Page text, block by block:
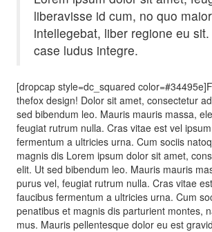
liberavisse id cum, no quo
intellegebat, liber regione eu
case ludus integre.
[dropcap style=dc_squared
thefox design! Dolor sit amet, consectetur
sed bibendum leo. Mauris mauris massa,
feugiat rutrum nulla. Cras vitae est vel
fermentum a ultricies urna. Cum sociis
magnis dis Lorem ipsum dolor sit amet,
elit. Ut sed bibendum leo. Mauris mauris
purus vel, feugiat rutrum nulla. Cras vitae
faucibus fermentum a ultricies urna. Cum
penatibus et magnis dis parturient montes,
mus. Mauris pellentesque dolor eu est